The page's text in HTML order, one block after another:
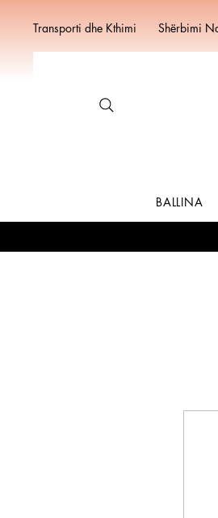
Transporti dhe Kthimi Shërbimi
BALLINA